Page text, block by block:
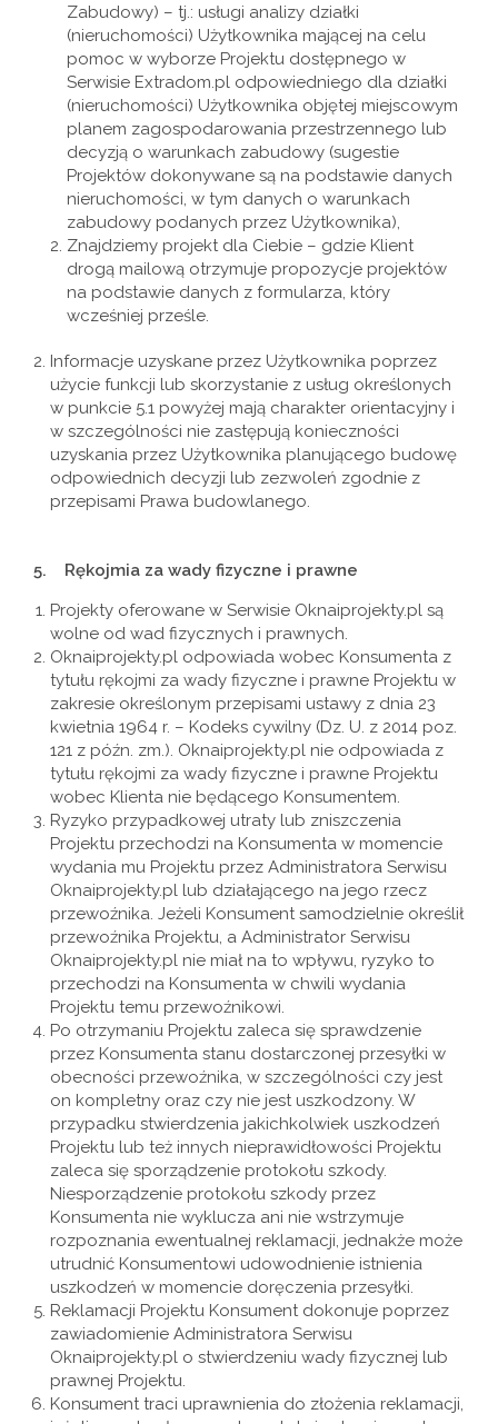
Zabudowy) – tj.: usługi analizy działki
(nieruchomości) Użytkownika mającej na celu
pomoc w wyborze Projektu dostępnego w
Serwisie Extradom.pl odpowiedniego dla działki
(nieruchomości) Użytkownika objętej miejscowym
planem zagospodarowania przestrzennego lub
decyzją o warunkach zabudowy (sugestie
Projektów dokonywane są na podstawie danych
nieruchomości, w tym danych o warunkach
zabudowy podanych przez Użytkownika),
Znajdziemy projekt dla Ciebie – gdzie Klient
drogą mailową otrzymuje propozycje projektów
na podstawie danych z formularza, który
wcześniej prześle.
Informacje uzyskane przez Użytkownika poprzez
użycie funkcji lub skorzystanie z usług określonych
w punkcie 5.1 powyżej mają charakter orientacyjny i
w szczególności nie zastępują konieczności
uzyskania przez Użytkownika planującego budowę
odpowiednich decyzji lub zezwoleń zgodnie z
przepisami Prawa budowlanego.
5. Rękojmia za wady fizyczne i prawne
Projekty oferowane w Serwisie Oknaiprojekty.pl są
wolne od wad fizycznych i prawnych.
Oknaiprojekty.pl odpowiada wobec Konsumenta z
tytułu rękojmi za wady fizyczne i prawne Projektu w
zakresie określonym przepisami ustawy z dnia 23
kwietnia 1964 r. – Kodeks cywilny (Dz. U. z 2014 poz.
121 z późn. zm.). Oknaiprojekty.pl nie odpowiada z
tytułu rękojmi za wady fizyczne i prawne Projektu
wobec Klienta nie będącego Konsumentem.
Ryzyko przypadkowej utraty lub zniszczenia
Projektu przechodzi na Konsumenta w momencie
wydania mu Projektu przez Administratora Serwisu
Oknaiprojekty.pl lub działającego na jego rzecz
przewoźnika. Jeżeli Konsument samodzielnie określił
przewoźnika Projektu, a Administrator Serwisu
Oknaiprojekty.pl nie miał na to wpływu, ryzyko to
przechodzi na Konsumenta w chwili wydania
Projektu temu przewoźnikowi.
Po otrzymaniu Projektu zaleca się sprawdzenie
przez Konsumenta stanu dostarczonej przesyłki w
obecności przewoźnika, w szczególności czy jest
on kompletny oraz czy nie jest uszkodzony. W
przypadku stwierdzenia jakichkolwiek uszkodzeń
Projektu lub też innych nieprawidłowości Projektu
zaleca się sporządzenie protokołu szkody.
Niesporządzenie protokołu szkody przez
Konsumenta nie wyklucza ani nie wstrzymuje
rozpoznania ewentualnej reklamacji, jednakże może
utrudnić Konsumentowi udowodnienie istnienia
uszkodzeń w momencie doręczenia przesyłki.
Reklamacji Projektu Konsument dokonuje poprzez
zawiadomienie Administratora Serwisu
Oknaiprojekty.pl o stwierdzeniu wady fizycznej lub
prawnej Projektu.
Konsument traci uprawnienia do złożenia reklamacji,